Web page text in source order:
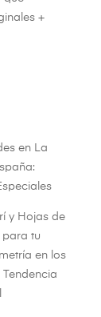
+
en La
y Hojas de
para tu
en los
Tendencia